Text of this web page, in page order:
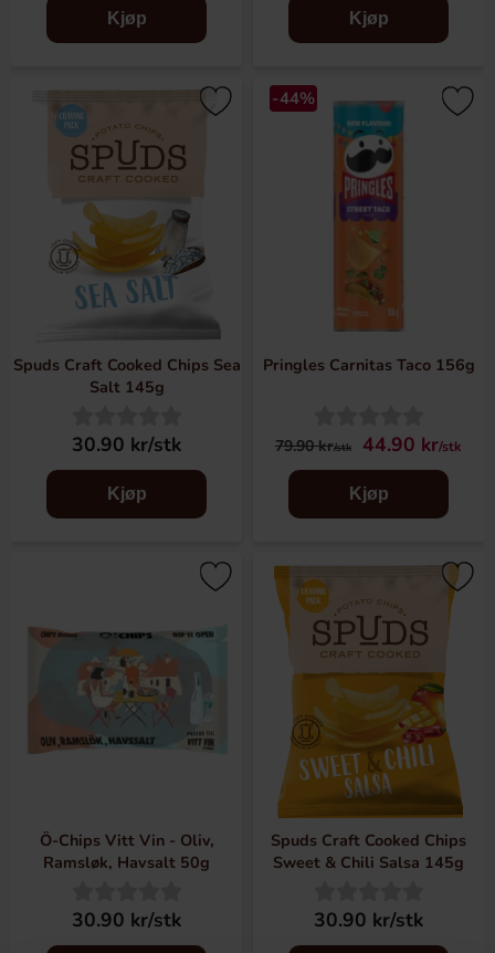
Kjøp Kjøp
Spuds Craft Cooked Chips Sea
Salt 145g
30.90 kr/stk
Kjøp
-44%
Pringles Carnitas Taco 156g
79.90 kr/stk 44.90 kr/stk
Kjøp
Ö-Chips Vitt Vin - Oliv,
Ramsløk, Havsalt 50g
30.90 kr/stk
Spuds Craft Cooked Chips
Sweet & Chili Salsa 145g
30.90 kr/stk